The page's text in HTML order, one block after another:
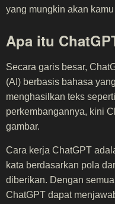
yang mungkin akan
Apa itu
Secara garis besar,
(AI) berbasis bahasa
menghasilkan teks
perkembangannya, kini
gambar.
Cara kerja ChatGPT
kata berdasarkan pola
diberikan. Dengan
ChatGPT dapat